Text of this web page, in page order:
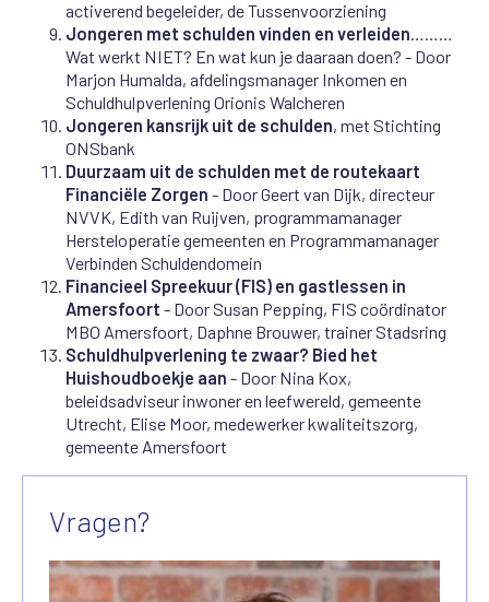
activerend begeleider, de Tussenvoorziening
Jongeren met schulden vinden en verleiden………
Wat werkt NIET? En wat kun je daaraan doen? - Door
Marjon Humalda, afdelingsmanager Inkomen en
Schuldhulpverlening Orionis Walcheren
Jongeren kansrijk uit de schulden, met Stichting
ONSbank
Duurzaam uit de schulden met de routekaart
Financiële Zorgen - Door Geert van Dijk, directeur
NVVK, Edith van Ruijven, programmamanager
Hersteloperatie gemeenten en Programmamanager
Verbinden Schuldendomein
Financieel Spreekuur (FIS) en gastlessen in
Amersfoort - Door Susan Pepping, FIS coördinator
MBO Amersfoort, Daphne Brouwer, trainer Stadsring
Schuldhulpverlening te zwaar? Bied het
Huishoudboekje aan - Door Nina Kox,
beleidsadviseur inwoner en leefwereld, gemeente
Utrecht, Elise Moor, medewerker kwaliteitszorg,
gemeente Amersfoort
Vragen?